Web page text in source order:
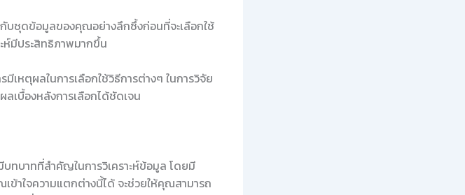
บชุดข้อมูลของคุณอย่างลึกซึ้งก่อนที่จะเลือกใช้
ห์มีประสิทธิภาพมากขึ้น
หตุผลในการเลือกใช้วิธีการต่างๆ ในการวิจัย
เบื้องหลังการเลือกได้ชัดเจน
บทบาทที่สำคัญในการวิเคราะห์ข้อมูล โดยมี
ข้าใจความแตกต่างนี้ได้ จะช่วยให้คุณสามารถ